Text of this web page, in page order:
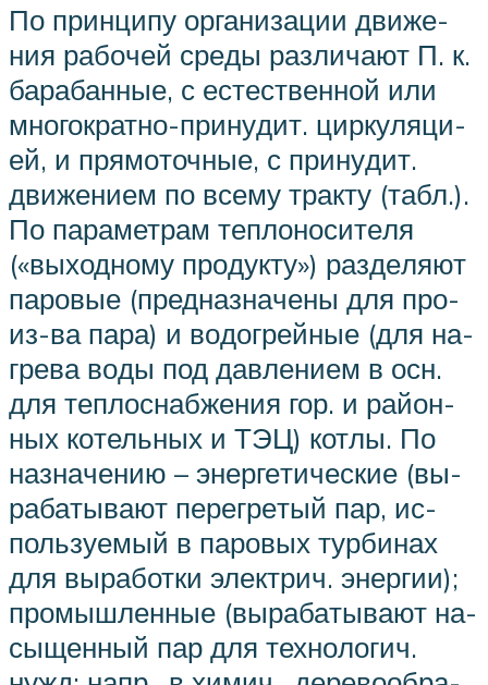
По прин­ци­пу ор­га­ни­за­ции дви­же­
ния ра­бо­чей сре­ды раз­ли­ча­ют П. к.
ба­ра­бан­ные, с ес­те­ст­вен­ной или
мно­го­крат­но-при­ну­дит. цир­ку­ля­ци­
ей, и пря­мо­точ­ные, с при­ну­дит.
дви­же­ни­ем по все­му трак­ту (табл.).
По па­ра­мет­рам те­п­ло­но­си­те­ля
(«вы­ход­но­му про­дук­ту») раз­де­ля­ют
па­ро­вые (пред­на­зна­че­ны для про­
из-ва па­ра) и во­до­грей­ные (для на­
гре­ва во­ды под дав­ле­ни­ем в осн.
для те­п­ло­снаб­же­ния гор. и рай­он­
ных ко­тель­ных и ТЭЦ) кот­лы. По
на­зна­че­нию – энер­ге­ти­че­ские (вы­
ра­ба­ты­ва­ют пе­ре­гре­тый пар, ис­
поль­зуе­мый в па­ро­вых тур­би­нах
для вы­ра­бот­ки элек­трич. энер­гии);
про­мыш­лен­ные (вы­ра­ба­ты­ва­ют на­
сы­щен­ный пар для тех­но­ло­гич.